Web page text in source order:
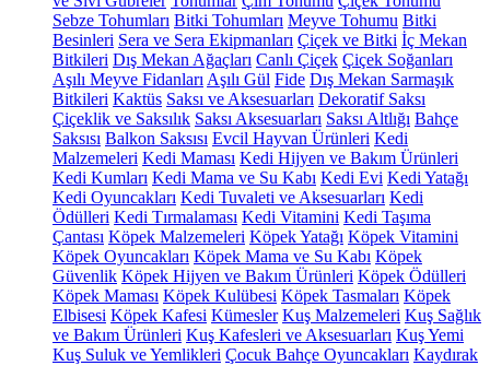
Sebze Tohumları Bitki Tohumları Meyve Tohumu Bitki
Besinleri Sera ve Sera Ekipmanları Çiçek ve Bitki İç Mekan
Bitkileri Dış Mekan Ağaçları Canlı Çiçek Çiçek Soğanları
Aşılı Meyve Fidanları Aşılı Gül Fide Dış Mekan Sarmaşık
Bitkileri Kaktüs Saksı ve Aksesuarları Dekoratif Saksı
Çiçeklik ve Saksılık Saksı Aksesuarları Saksı Altlığı Bahçe
Saksısı Balkon Saksısı Evcil Hayvan Ürünleri Kedi
Malzemeleri Kedi Maması Kedi Hijyen ve Bakım Ürünleri
Kedi Kumları Kedi Mama ve Su Kabı Kedi Evi Kedi Yatağı
Kedi Oyuncakları Kedi Tuvaleti ve Aksesuarları Kedi
Ödülleri Kedi Tırmalaması Kedi Vitamini Kedi Taşıma
Çantası Köpek Malzemeleri Köpek Yatağı Köpek Vitamini
Köpek Oyuncakları Köpek Mama ve Su Kabı Köpek
Güvenlik Köpek Hijyen ve Bakım Ürünleri Köpek Ödülleri
Köpek Maması Köpek Kulübesi Köpek Tasmaları Köpek
Elbisesi Köpek Kafesi Kümesler Kuş Malzemeleri Kuş Sağlık
ve Bakım Ürünleri Kuş Kafesleri ve Aksesuarları Kuş Yemi
Kuş Suluk ve Yemlikleri Çocuk Bahçe Oyuncakları Kaydırak